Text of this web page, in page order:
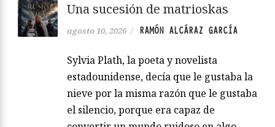
Una sucesión de matrioskas
agosto 10, 2026 / RAMÓN ALCÁRAZ GARCÍA
Sylvia Plath, la poeta y novelista
estadounidense, decía que le gustaba la
nieve por la misma razón que le gustaba
el silencio, porque era capaz de